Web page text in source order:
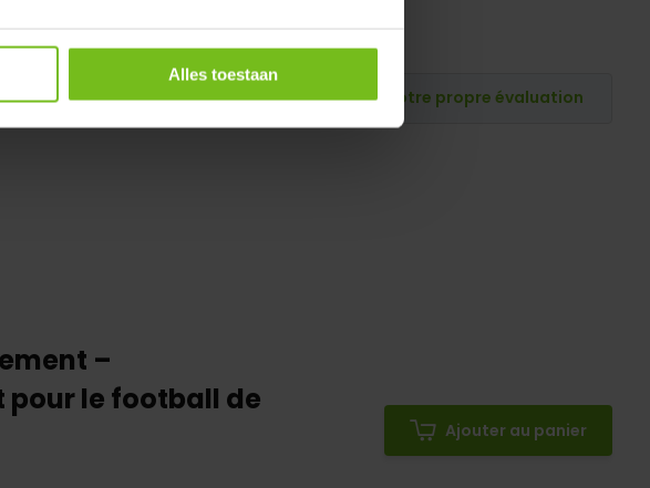
Alles toestaan
Publiez votre propre évaluation
–
le football de
Ajouter au panier